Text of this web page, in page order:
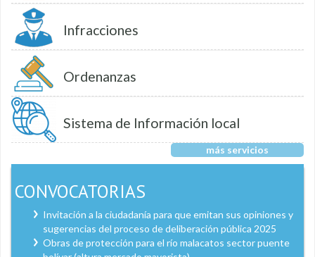
Infracciones
Ordenanzas
Sistema de Información local
más servicios
CONVOCATORIAS
Invitación a la ciudadanía para que emitan sus opiniones y
sugerencias del proceso de deliberación pública 2025
Obras de protección para el río malacatos sector puente